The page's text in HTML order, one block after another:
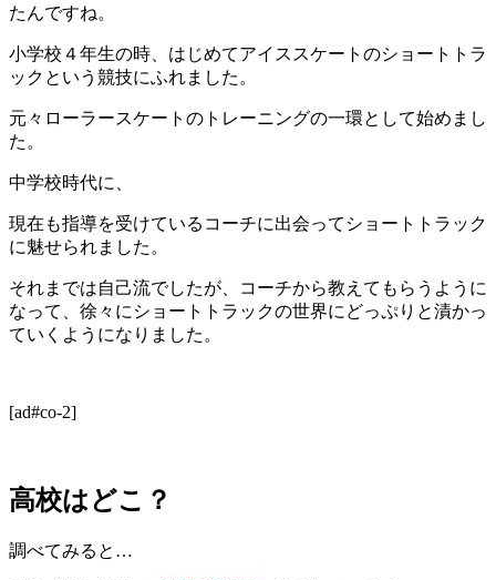
たんですね。
小学校４年生の時、はじめてアイススケートのショートトラ
ックという競技にふれました。
元々ローラースケートのトレーニングの一環として始めまし
た。
中学校時代に、
現在も指導を受けているコーチに出会ってショートトラック
に魅せられました。
それまでは自己流でしたが、コーチから教えてもらうように
なって、徐々にショートトラックの世界にどっぷりと漬かっ
ていくようになりました。
[ad#co-2]
高校はどこ？
調べてみると…